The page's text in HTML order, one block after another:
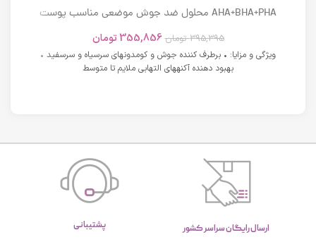
AHA+BHA+PHA محلول ضد جوش موضعی مناسب پوست
395,395 تومان 355,856 تومان
ویژگی و مزایا: • برطرف کننده جوش و کومدونهای سرسیاه و سرسفید •
بهبود دهنده آکنههای التهابی ملایم تا متوسط
ارسال رایگان سراسر کشور پشتیبانی